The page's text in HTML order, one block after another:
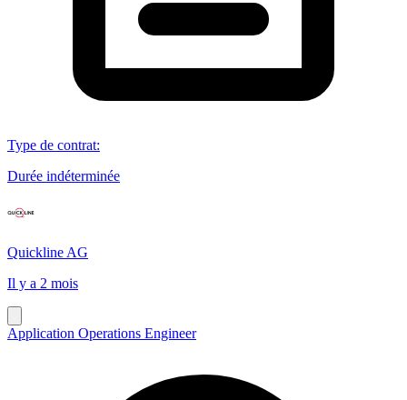
Type de contrat:
Durée indéterminée
Quickline AG
Il y a 2 mois
Application Operations Engineer